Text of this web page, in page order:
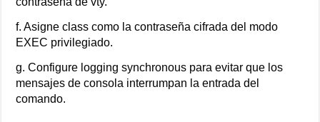
f. Asigne class como la contraseña cifrada del modo
EXEC privilegiado.
g. Configure logging synchronous para evitar que los
mensajes de consola interrumpan la entrada del
comando.